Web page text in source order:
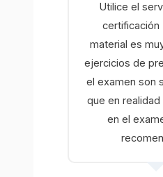
Utilice el
certificación
material es
ejercicios de
el examen son
que en
en el